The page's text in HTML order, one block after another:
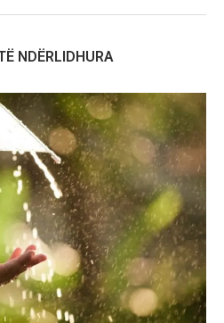
NDËRLIDHURA